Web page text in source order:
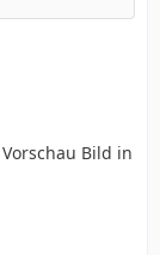
Bild in